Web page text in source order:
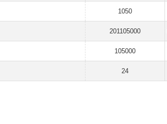
1050
201105000
105000
24